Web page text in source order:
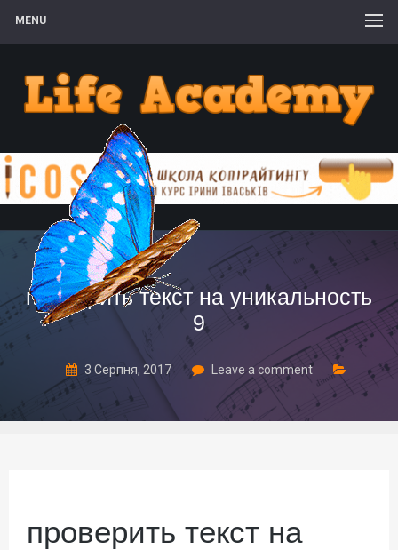
MENU
проверить текст на уникальность
9
3 Серпня, 2017 Leave a comment
проверить текст на